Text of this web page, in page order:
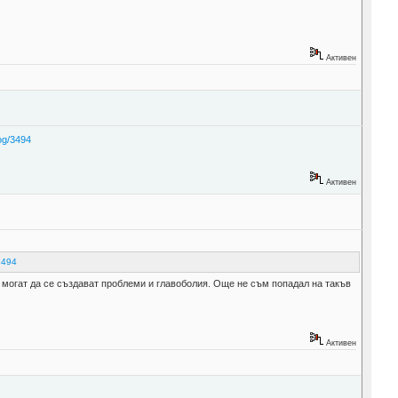
Активен
3494
Активен
да се създават проблеми и главоболия. Още не съм попадал на такъв
Активен